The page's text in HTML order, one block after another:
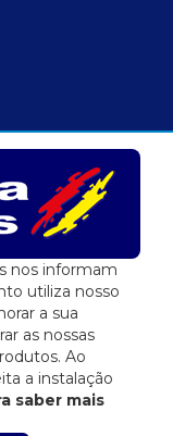
0001-72
Shop
reservados
nos informam
utiliza nosso
a sua
as nossas
Ao
a instalação
saber mais